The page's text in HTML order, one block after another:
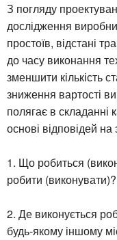
З погляду
дослідження
простоїв, відстані
до часу виконання
зменшити кількість
зниження вартості
полягає в складанні
основі відповідей
1. Що робиться
робити
2. Де виконується
будь-якому іншому